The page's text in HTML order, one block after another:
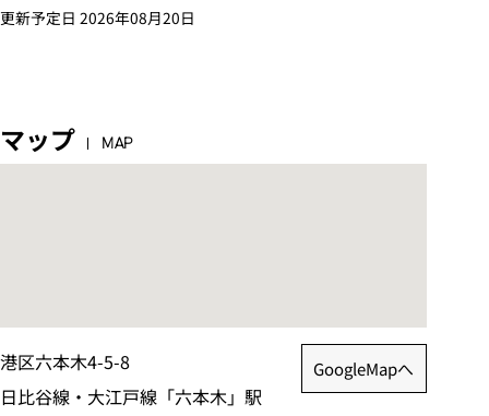
更新予定日 2026年08月20日
マップ MAP
港区六本木4-5-8
日比谷線・大江戸線「六本木」駅
GoogleMapへ